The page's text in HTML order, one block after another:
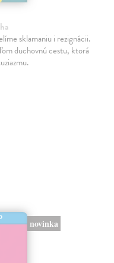
sklamaniu i rezignácii.
duchovnú cestu, ktorá
novinka